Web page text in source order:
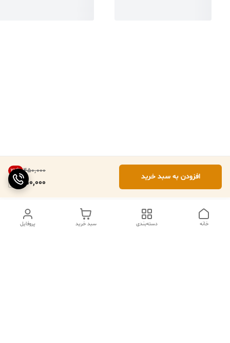
۴۵۰٬۰۰۰ 22%
350,000
افزودن به سبد خرید
پروفایل سبد خرید دسته‌بندی خانه